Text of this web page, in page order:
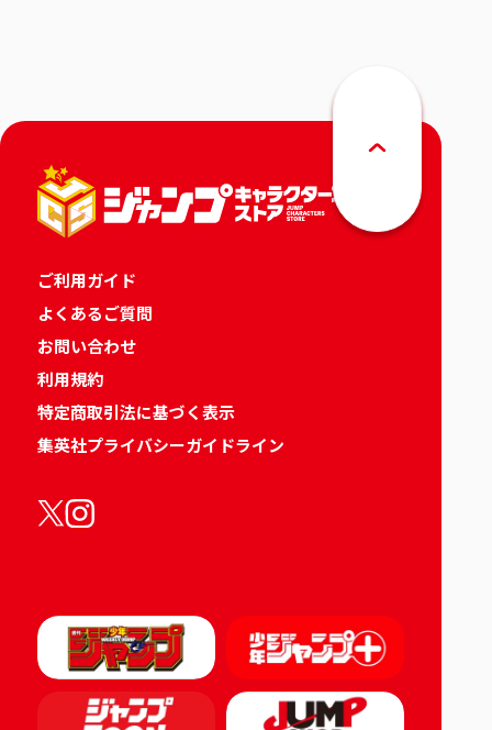
ご利用ガイド
よくあるご質問
お問い合わせ
利用規約
特定商取引法に基づく表示
集英社プライバシーガイドライン